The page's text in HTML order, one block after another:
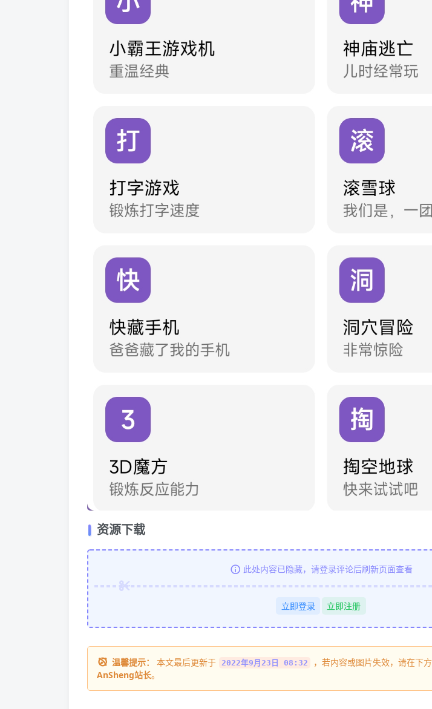
资源下载
此处内容已隐藏，请登录评论后刷新页面查看
立即登录 立即注册
温馨提示： 本文最后更新于 2022年9月23日 08:32 ，若内容或图片失效，请在下方
AnSheng站长。